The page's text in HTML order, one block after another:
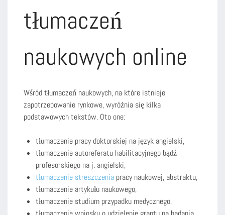
tłumaczeń
naukowych online
Wśród tłumaczeń naukowych, na które istnieje
zapotrzebowanie rynkowe, wyróżnia się kilka
podstawowych tekstów. Oto one:
tłumaczenie pracy doktorskiej na język angielski,
tłumaczenie autoreferatu habilitacyjnego bądź
profesorskiego na j. angielski,
tłumaczenie streszczenia pracy naukowej, abstraktu,
tłumaczenie artykułu naukowego,
tłumaczenie studium przypadku medycznego,